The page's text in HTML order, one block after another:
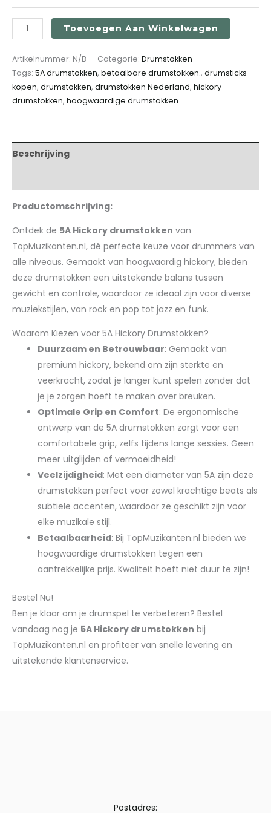
Toevoegen Aan Winkelwagen
Artikelnummer: N/B Categorie: Drumstokken
Tags: 5A drumstokken, betaalbare drumstokken., drumsticks
kopen, drumstokken, drumstokken Nederland, hickory
drumstokken, hoogwaardige drumstokken
Beschrijving
Productomschrijving:
Ontdek de 5A Hickory drumstokken van
TopMuzikanten.nl, dé perfecte keuze voor drummers van
alle niveaus. Gemaakt van hoogwaardig hickory, bieden
deze drumstokken een uitstekende balans tussen
gewicht en controle, waardoor ze ideaal zijn voor diverse
muziekstijlen, van rock en pop tot jazz en funk.
Waarom Kiezen voor 5A Hickory Drumstokken?
Duurzaam en Betrouwbaar: Gemaakt van
premium hickory, bekend om zijn sterkte en
veerkracht, zodat je langer kunt spelen zonder dat
je je zorgen hoeft te maken over breuken.
Optimale Grip en Comfort: De ergonomische
ontwerp van de 5A drumstokken zorgt voor een
comfortabele grip, zelfs tijdens lange sessies. Geen
meer uitglijden of vermoeidheid!
Veelzijdigheid: Met een diameter van 5A zijn deze
drumstokken perfect voor zowel krachtige beats als
subtiele accenten, waardoor ze geschikt zijn voor
elke muzikale stijl.
Betaalbaarheid: Bij TopMuzikanten.nl bieden we
hoogwaardige drumstokken tegen een
aantrekkelijke prijs. Kwaliteit hoeft niet duur te zijn!
Bestel Nu!
Ben je klaar om je drumspel te verbeteren? Bestel
vandaag nog je 5A Hickory drumstokken bij
TopMuzikanten.nl en profiteer van snelle levering en
uitstekende klantenservice.
Postadres: